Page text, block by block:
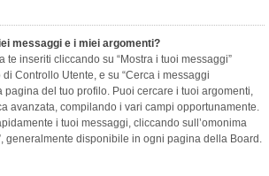
messaggi e i miei argomenti?
te inseriti cliccando su “Mostra i tuoi messaggi”
Controllo Utente, e su “Cerca i messaggi
pagina del tuo profilo. Puoi cercare i tuoi argomenti,
avanzata, compilando i vari campi opportunamente.
i tuoi messaggi, cliccando sull’omonima
generalmente disponibile in ogni pagina della Board.